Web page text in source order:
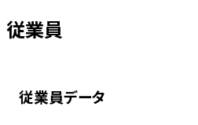
従業員
従業員データ